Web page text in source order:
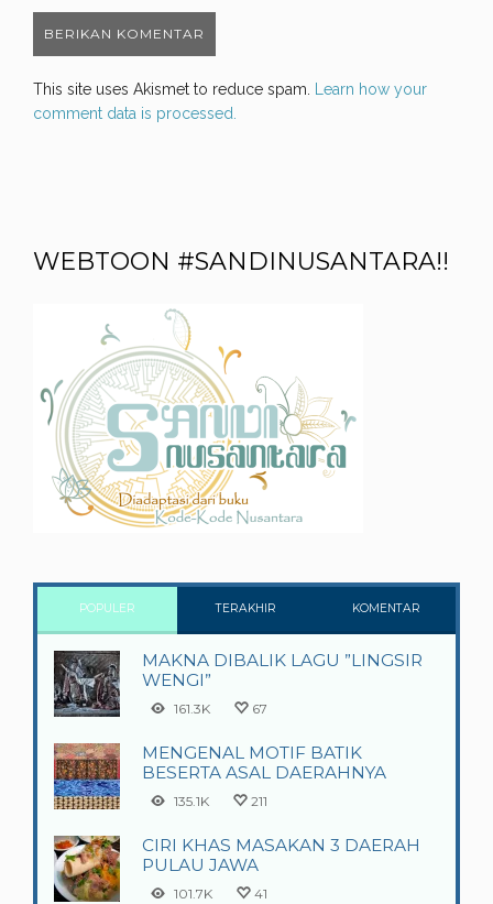
This site uses Akismet to reduce spam. Learn how your
comment data is processed.
WEBTOON #SANDINUSANTARA!!
POPULER TERAKHIR KOMENTAR
MAKNA DIBALIK LAGU ”LINGSIR
WENGI”
161.3K 67
MENGENAL MOTIF BATIK
BESERTA ASAL DAERAHNYA
135.1K 211
CIRI KHAS MASAKAN 3 DAERAH
PULAU JAWA
101.7K 41